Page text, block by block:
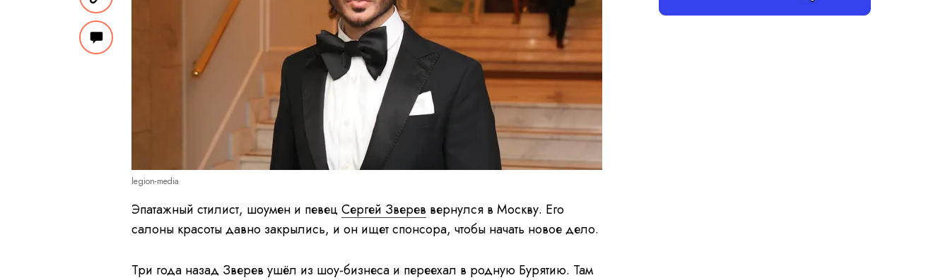
legion-media
Эпатажный стилист, шоумен и певецСергей Зверев вернулся в Москву. Его
салоны красоты давно закрылись, и он ищет спонсора, чтобы начать новое дело.
Три года назад Зверев ушёл из шоу-бизнеса и переехал в родную Бурятию. Там